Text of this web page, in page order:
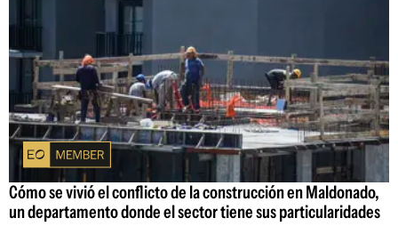
Cómo se vivió el conflicto de la construcción en Maldonado,
un departamento donde el sector tiene sus particularidades